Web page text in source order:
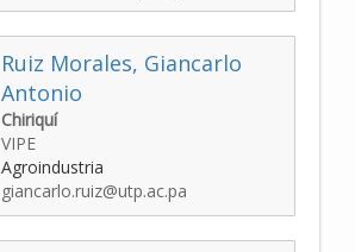
Ruiz Morales, Giancarlo
Antonio
Chiriquí
VIPE
Agroindustria
giancarlo.ruiz@utp.ac.pa